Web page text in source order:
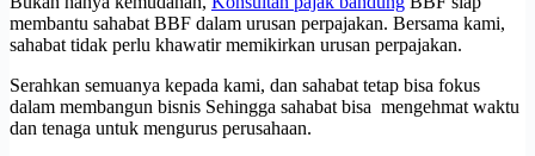
membantu sahabat BBF dalam urusan perpajakan. Bersama kami,
sahabat tidak perlu khawatir memikirkan urusan perpajakan.
Serahkan semuanya kepada kami, dan sahabat tetap bisa fokus
dalam membangun bisnis Sehingga sahabat bisa mengehmat waktu
dan tenaga untuk mengurus perusahaan.